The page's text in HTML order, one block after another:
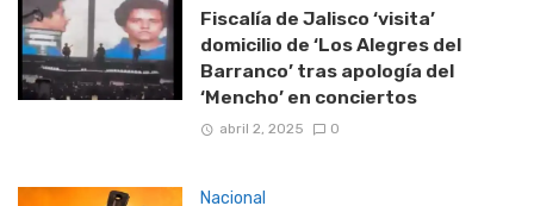
Fiscalía de Jalisco ‘visita’
domicilio de ‘Los Alegres del
Barranco’ tras apología del
‘Mencho’ en conciertos
abril 2, 2025 0
Nacional